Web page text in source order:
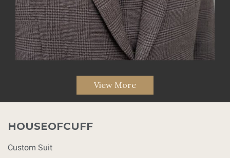
View More
HOUSEOFCUFF
Custom Suit